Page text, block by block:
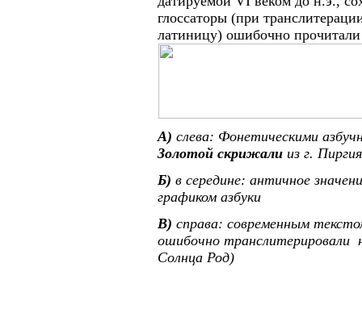
глоссаторы (при
латиницу) ошибочно
А) слева: Фонетическими
Золотой скрижали из г.
Б) в середине: античное
графиком азбуки
В) справа: современным
ошибочно транслитерировали
Солнца Род)